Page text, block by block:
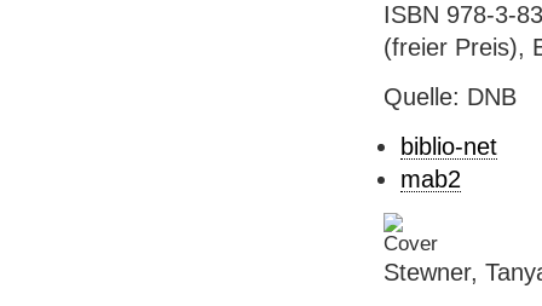
ISBN 978-3-
(freier Preis),
Quelle: DNB
biblio-net
mab2
Stewner,